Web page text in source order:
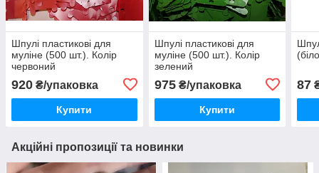
Шпулі пластикові для
муліне (500 шт.). Колір
червоний
920 ₴/упаковка
Купити
Шпулі пластикові для
муліне (500 шт.). Колір
зелений
975₴/упаковка
Купити
87
Акційні пропозиції та новинки